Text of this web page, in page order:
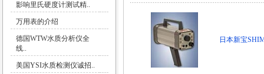
影响里氏硬度计测试精..
万用表的介绍
德国WTW水质分析仪全
线..
美国YSI水质检测仪诚招..
日本新宝